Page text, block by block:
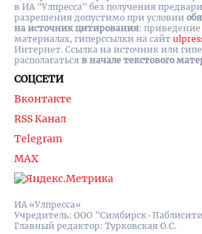
ИА «Улпресса»
Учредитель: ООО "Симбирск-
Главный редактор: Турковская О.С.
СОЦСЕТИ
Вконтакте
RSS Канал
Telegram
MAX
в ИА "Улпресса" без получения
разрешения допустимо при условии
на источник цитирования:
материалах, гиперссылки на cайт
Интернет. Ссылка на источник или
располагаться в начале текстового